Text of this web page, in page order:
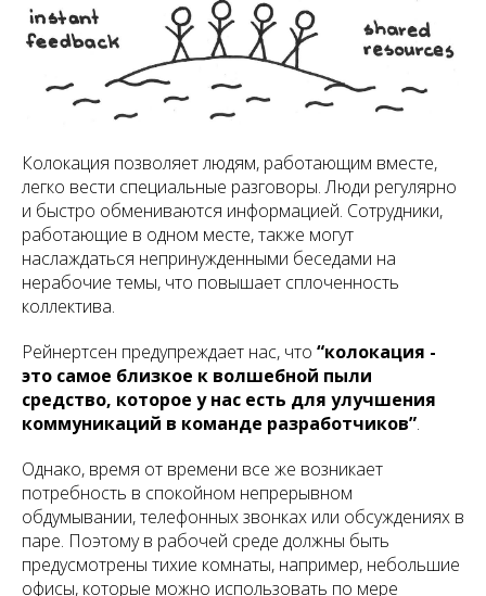
Колокация позволяет людям, работающим вместе,
легко вести специальные разговоры. Люди регулярно
и быстро обмениваются информацией. Сотрудники,
работающие в одном месте, также могут
наслаждаться непринужденными беседами на
нерабочие темы, что повышает сплоченность
коллектива.
Рейнертсен предупреждает нас, что “колокация -
это самое близкое к волшебной пыли
средство, которое у нас есть для улучшения
коммуникаций в команде разработчиков”.
Однако, время от времени все же возникает
потребность в спокойном непрерывном
обдумывании, телефонных звонках или обсуждениях в
паре. Поэтому в рабочей среде должны быть
предусмотрены тихие комнаты, например, небольшие
офисы, которые можно использовать по мере